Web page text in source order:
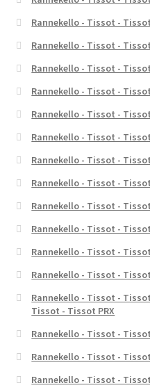
Rannekello - Tissot -
Rannekello - Tissot -
Rannekello - Tissot -
Rannekello - Tissot -
Rannekello - Tissot -
Rannekello - Tissot -
Rannekello - Tissot -
Rannekello - Tissot - Tissot
Rannekello - Tissot - Tissot
Rannekello - Tissot - Tissot
Rannekello - Tissot - Tissot
Rannekello - Tissot - Tissot
Rannekello - Tissot -
Tissot - Tissot PRX
Rannekello - Tissot -
Rannekello - Tissot -
Rannekello - Tissot -